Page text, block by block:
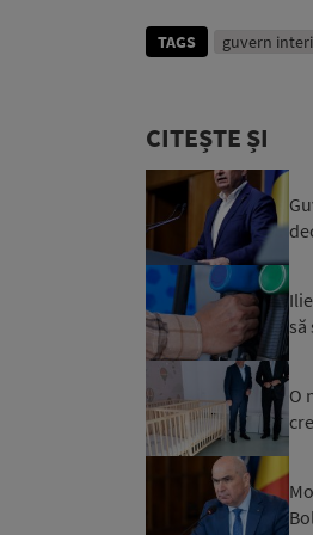
TAGS guvern
CITEȘTE ȘI
să
O